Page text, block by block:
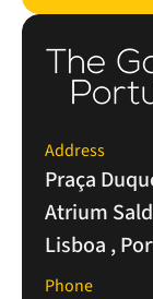
Address
Praça
Atrium
Lisboa ,
Phone